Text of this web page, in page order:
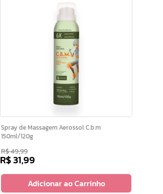
Spray de Massagem Aerossol C.b.m
150ml/120g
R$49,99
R$31,99
Adicionar ao Carrinho